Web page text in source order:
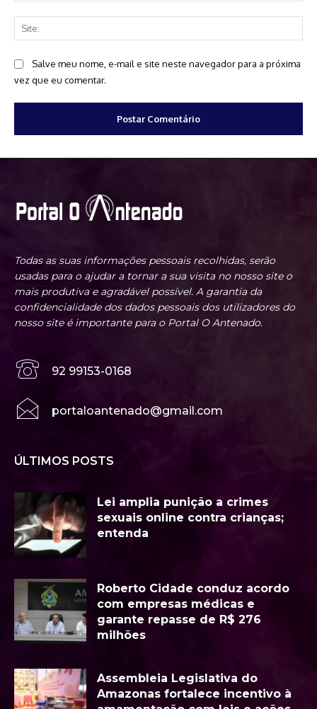
Salve meu nome, e-mail e site neste navegador para a próxima
vez que eu comentar.
Todas as suas informações pessoais recolhidas, serão
usadas para o ajudar a tornar a sua visita no nosso site o
mais produtiva e agradável possível. A garantia da
confidencialidade dos dados pessoais dos utilizadores do
nosso site é importante para o Portal O Antenado.
92 99153-0168
portaloantenado@gmail.com
ÚLTIMOS POSTS
Lei amplia punição a crimes
sexuais online contra crianças;
entenda
Roberto Cidade conduz acordo
com empresas médicas e
garante repasse de R$ 276
milhões
Assembleia Legislativa do
Amazonas fortalece incentivo à